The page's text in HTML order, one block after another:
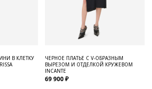
В КЛЕТКУ
ЧЕРНОЕ ПЛАТЬЕ С V-ОБРАЗНЫМ
ВЫРЕЗОМ И ОТДЕЛКОЙ КРУЖЕВОМ
INCANTE
69 900 ₽